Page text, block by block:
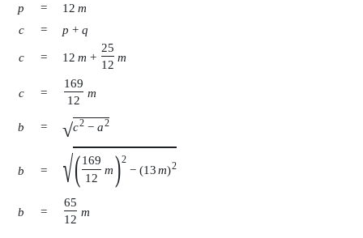
p
= 12 m
c
= p + q
c = 12 m +
25
12
m
c =
169
12
m
b = √c2 − a2
b = √(169
12
m)2
− (13 m)2
b =
65
12
m